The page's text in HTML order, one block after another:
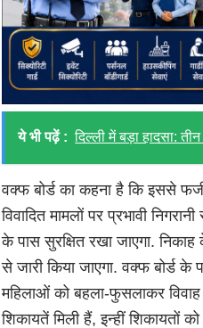
ये भी पढ़ें : दिल्ली में बड़ा हादसा:
वक्फ बोर्ड का कहना है कि इससे
विवादित मामलों पर प्रभावी
के पास सुरक्षित रखा जाएगा. निकाह
से जारी किया जाएगा. वक्फ बोर्ड के
महिलाओं को बहला-फुसलाकर
शिकायतें मिली हैं, इन्हीं शिकायतों